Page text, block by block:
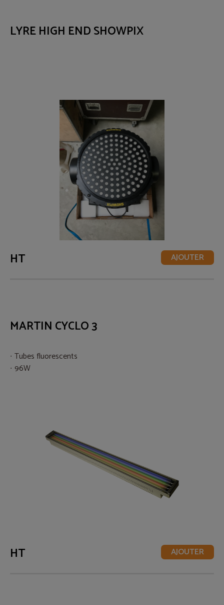
LYRE HIGH END SHOWPIX
HT AJOUTER
MARTIN CYCLO 3
Tubes fluorescents
96W
HT AJOUTER